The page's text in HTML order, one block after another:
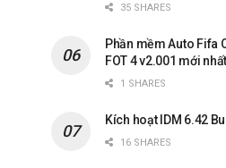
35 SHARES
Phần mềm Auto Fifa
FOT 4 v2.001 mới
1 SHARES
Kích hoạt IDM 6.42
16 SHARES